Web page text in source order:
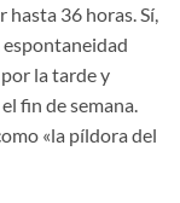
hasta 36 horas. Sí,
espontaneidad
la tarde y
fin de semana.
«la píldora del